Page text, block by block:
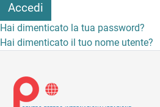
Accedi
Hai dimenticato la tua password?
Hai dimenticato il tuo nome utente?